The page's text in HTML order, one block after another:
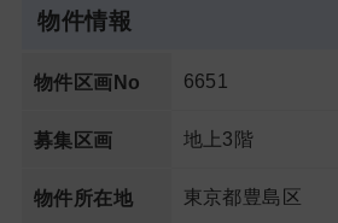
物件情報
物件区画No 6651
募集区画 地上3階
物件所在地 東京都豊島区